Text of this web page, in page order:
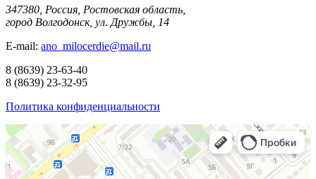
347380, Россия, Ростовская область,
город Волгодонск, ул. Дружбы, 14
E-mail: ano_milocerdie@mail.ru
8 (8639) 23-63-40
8 (8639) 23-32-95
Политика конфиденциальности